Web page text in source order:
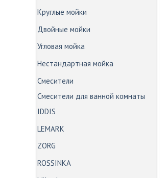
Круглые мойки
Двойные мойки
Угловая мойка
Нестандартная мойка
Смесители
Смесители для ванной комнаты
IDDIS
LEMARK
ZORG
ROSSINKA